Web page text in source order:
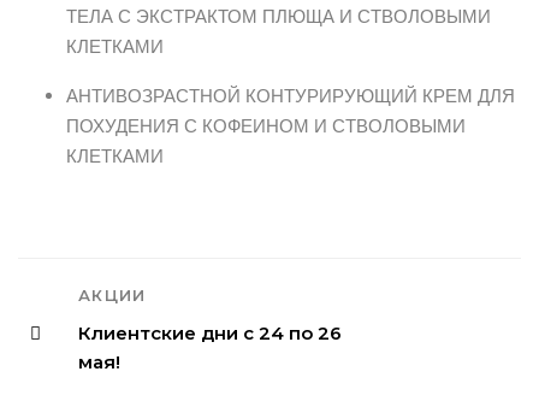
ТЕЛА С ЭКСТРАКТОМ ПЛЮЩА И СТВОЛОВЫМИ
КЛЕТКАМИ
АНТИВОЗРАСТНОЙ КОНТУРИРУЮЩИЙ КРЕМ ДЛЯ
ПОХУДЕНИЯ С КОФЕИНОМ И СТВОЛОВЫМИ
КЛЕТКАМИ
АКЦИИ
Клиентские дни с 24 по 26
мая!